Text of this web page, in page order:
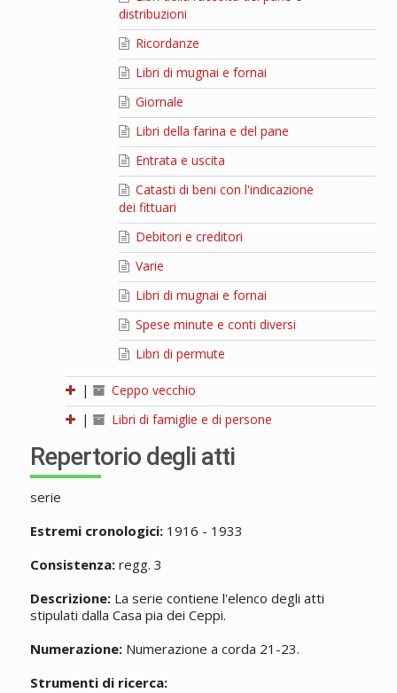
distribuzioni
Ricordanze
Libri di mugnai e fornai
Giornale
Libri della farina e del pane
Entrata e uscita
Catasti di beni con l'indicazione
dei fittuari
Debitori e creditori
Varie
Libri di mugnai e fornai
Spese minute e conti diversi
Libri di permute
|
Ceppo vecchio
|
Libri di famiglie e di persone
Repertorio degli atti
serie
Estremi cronologici:1916 - 1933
Consistenza:regg. 3
Descrizione:La serie contiene l'elenco degli atti
stipulati dalla Casa pia dei Ceppi.
Numerazione:Numerazione a corda 21-23.
Strumenti di ricerca: